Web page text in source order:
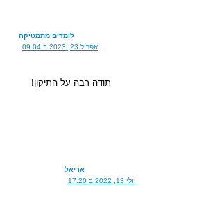
לומדים מתמטיקה
אפריל 23, 2023 ב 09:04
תודה רבה על התיקון!
אריאל
יולי 13, 2022 ב 17:20